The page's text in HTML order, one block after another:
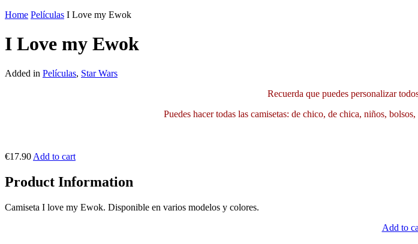
Home Películas I Love my Ewok
I Love my Ewok
Added in Películas, Star Wars
Recuerda que puedes personalizar
Puedes hacer todas las camisetas: de chico, de chica, niños,
€17.90 Add to cart
Product Information
Camiseta I love my Ewok. Disponible en varios modelos y colores.
Add to